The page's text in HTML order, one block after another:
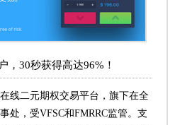
，30秒获得高达96%！
线二元期权交易平台，旗下在全
处，受VFSC和FMRRC监管。支